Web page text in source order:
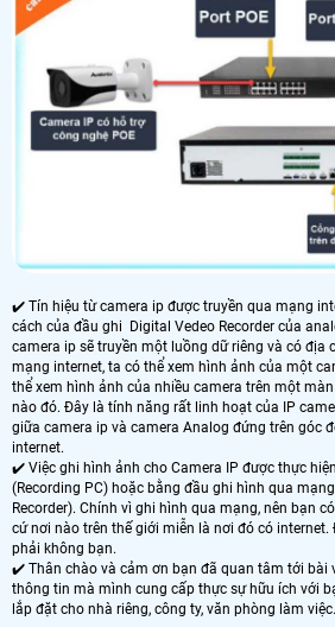
✔️ Tín hiệu từ camera ip được truyền qua mạng
cách của đầu ghi Digital Vedeo Recorder của
camera ip sẽ truyền một luồng dữ riêng và có địa
mạng internet, ta có thể xem hình ảnh của một
thể xem hình ảnh của nhiều camera trên một
nào đó. Đây là tính năng rất linh hoạt của IP
giữa camera ip và camera Analog đứng trên góc
internet.
✔️ Việc ghi hình ảnh cho Camera IP được thực
(Recording PC) hoặc bằng đầu ghi hình qua
Recorder). Chính vì ghi hình qua mạng, nên bạn
cứ nơi nào trên thế giới miễn là nơi đó có
phải không bạn.
✔️ Thân chào và cảm ơn bạn đã quan tâm tới bài
thông tin mà mình cung cấp thực sự hữu ích với
lắp đặt cho nhà riêng, công ty, văn phòng làm việc.